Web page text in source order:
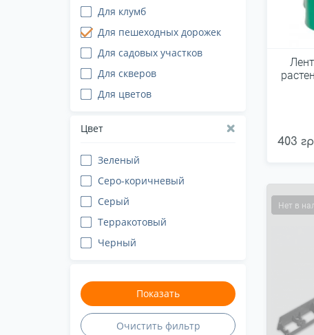
Для клумб
Для пешеходных дорожек
Для садовых участков
Для скверов
Для цветов
Цвет
Зеленый
Серо-коричневый
Серый
Терракотовый
Черный
403
Нет в